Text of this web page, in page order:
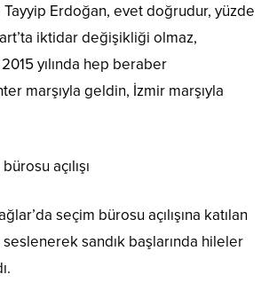
Tayyip Erdoğan, evet doğrudur, yüzde
iktidar değişikliği olmaz,
yılında hep beraber
marşıyla geldin, İzmir marşıyla
açılışı
seçim bürosu açılışına katılan
sandık başlarında hileler